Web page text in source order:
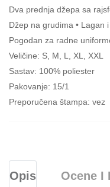
Dva prednja džepa sa
Džep na grudima • Lagan
Pogodan za radne
Veličine: S, M, L, XL, XXL
Sastav: 100% poliester
Pakovanje: 15/1
Preporučena štampa: vez
Opis Ocene I